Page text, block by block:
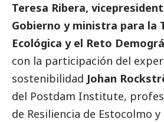
Teresa Ribera,
Gobierno y ministra para la
Ecológica y el Reto
con la participación del
sostenibilidad Johan
del Postdam Institute,
de Resiliencia de Estocolmo